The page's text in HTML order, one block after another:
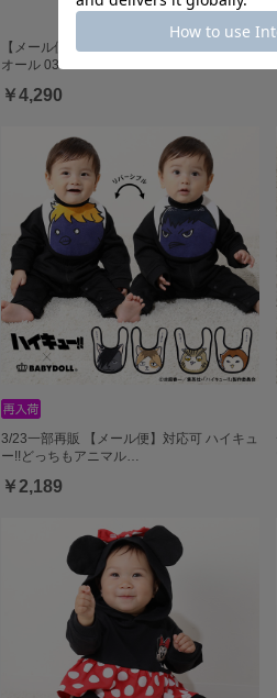
【メール便】対応可 アニマル柄半袖2WAY
オール 0333B
￥4,290
3/23一部再販 【メール便】対応可 ハイキュ
ー!!どっちもアニマル…
￥2,189